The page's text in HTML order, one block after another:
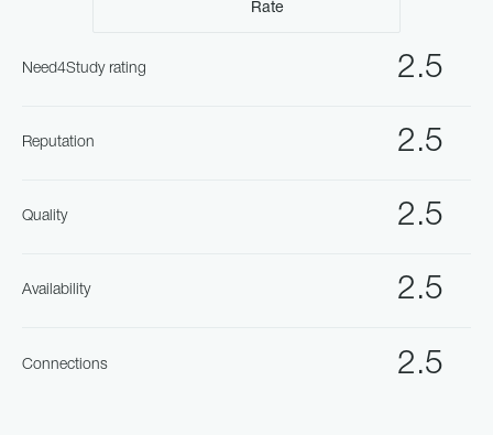
Rate
2.5
Need4Study rating
2.5
Reputation
2.5
Quality
2.5
Availability
2.5
Connections